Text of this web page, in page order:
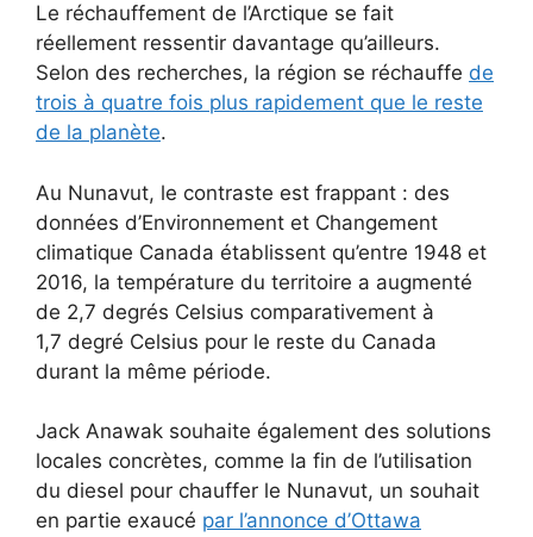
Le réchauffement de l’Arctique se fait
réellement ressentir davantage qu’ailleurs.
Selon des recherches, la région se réchauffe de
trois à quatre fois plus rapidement que le reste
de la planète.
Au Nunavut, le contraste est frappant : des
données d’Environnement et Changement
climatique Canada établissent qu’entre 1948 et
2016, la température du territoire a augmenté
de 2,7 degrés Celsius comparativement à
1,7 degré Celsius pour le reste du Canada
durant la même période.
Jack Anawak souhaite également des solutions
locales concrètes, comme la fin de l’utilisation
du diesel pour chauffer le Nunavut, un souhait
en partie exaucé par l’annonce d’Ottawa